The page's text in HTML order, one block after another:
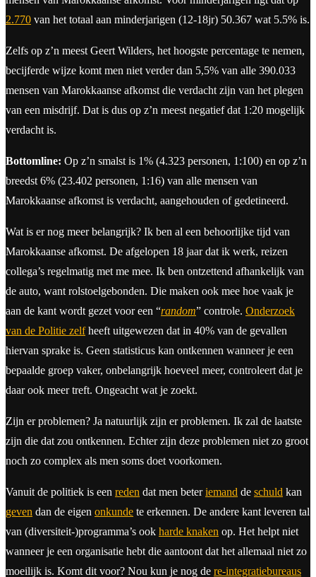
2.770 van het totaal aan minderjarigen (12-18jr) 50.367 wat 5.5% is.
Zelfs op z’n meest Geert Wilders, het hoogste percentage te nemen,
becijferde wijze komt men niet verder dan 5,5% van alle 390.033
mensen van Marokkaanse afkomst die verdacht zijn van het plegen
van een misdrijf. Dat is dus op z’n meest negatief dat 1:20 mogelijk
verdacht is.
Bottomline: Op z’n smalst is 1% (4.323 personen, 1:100) en op z’n
breedst 6% (23.402 personen, 1:16) van alle mensen van
Marokkaanse afkomst is verdacht, aangehouden of gedetineerd.
Wat is er nog meer belangrijk? Ik ben al een behoorlijke tijd van
Marokkaanse afkomst. De afgelopen 18 jaar dat ik werk, reizen
collega’s regelmatig met me mee. Ik ben ontzettend afhankelijk van
de auto, want rolstoelgebonden. Die maken ook mee hoe vaak je
aan de kant wordt gezet voor een “random” controle. Onderzoek
van de Politie zelfheeft uitgewezen dat in 40% van de gevallen
hiervan sprake is. Geen statisticus kan ontkennen wanneer je een
bepaalde groep vaker, onbelangrijk hoeveel meer, controleert dat je
daar ook meer treft. Ongeacht wat je zoekt.
Zijn er problemen? Ja natuurlijk zijn er problemen. Ik zal de laatste
zijn die dat zou ontkennen. Echter zijn deze problemen niet zo groot
noch zo complex als men soms doet voorkomen.
Vanuit de politiek is een reden dat men beteriemand de schuld kan
geven dan de eigen onkunde te erkennen. De andere kant leveren tal
van (diversiteit-)programma’s ook harde knaken op. Het helpt niet
wanneer je een organisatie hebt die aantoont dat het allemaal niet zo
moeilijk is. Komt dit voor? Nou kun je nog de re-integratiebureaus